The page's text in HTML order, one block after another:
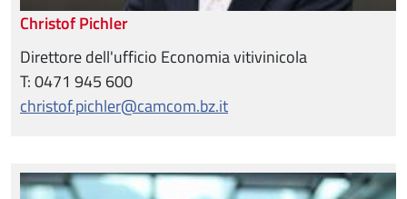
Christof Pichler
Direttore dell'ufficio Economia vitivinicola
T: 0471 945 600
christof.pichler@camcom.bz.it